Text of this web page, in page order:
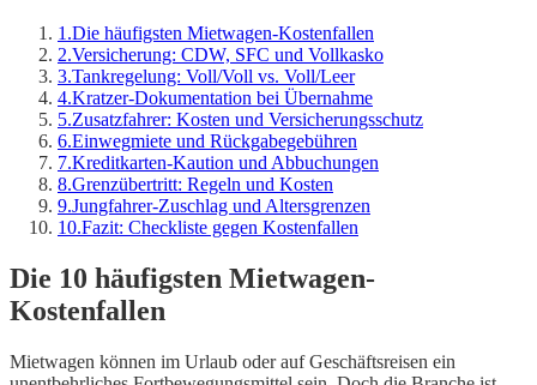
1 .Die häufigsten Mietwagen-Kostenfallen
2.Versicherung: CDW, SFC und Vollkasko
3.Tankregelung: Voll/Voll vs. Voll/Leer
4.Kratzer-Dokumentation bei Übernahme
5.Zusatzfahrer: Kosten und Versicherungsschutz
6.Einwegmiete und Rückgabegebühren
7.Kreditkarten-Kaution und Abbuchungen
8.Grenzübertritt: Regeln und Kosten
9.Jungfahrer-Zuschlag und Altersgrenzen
10.Fazit: Checkliste gegen Kostenfallen
Die 10 häufigsten Mietwagen-
Kostenfallen
Mietwagen können im Urlaub oder auf Geschäftsreisen ein